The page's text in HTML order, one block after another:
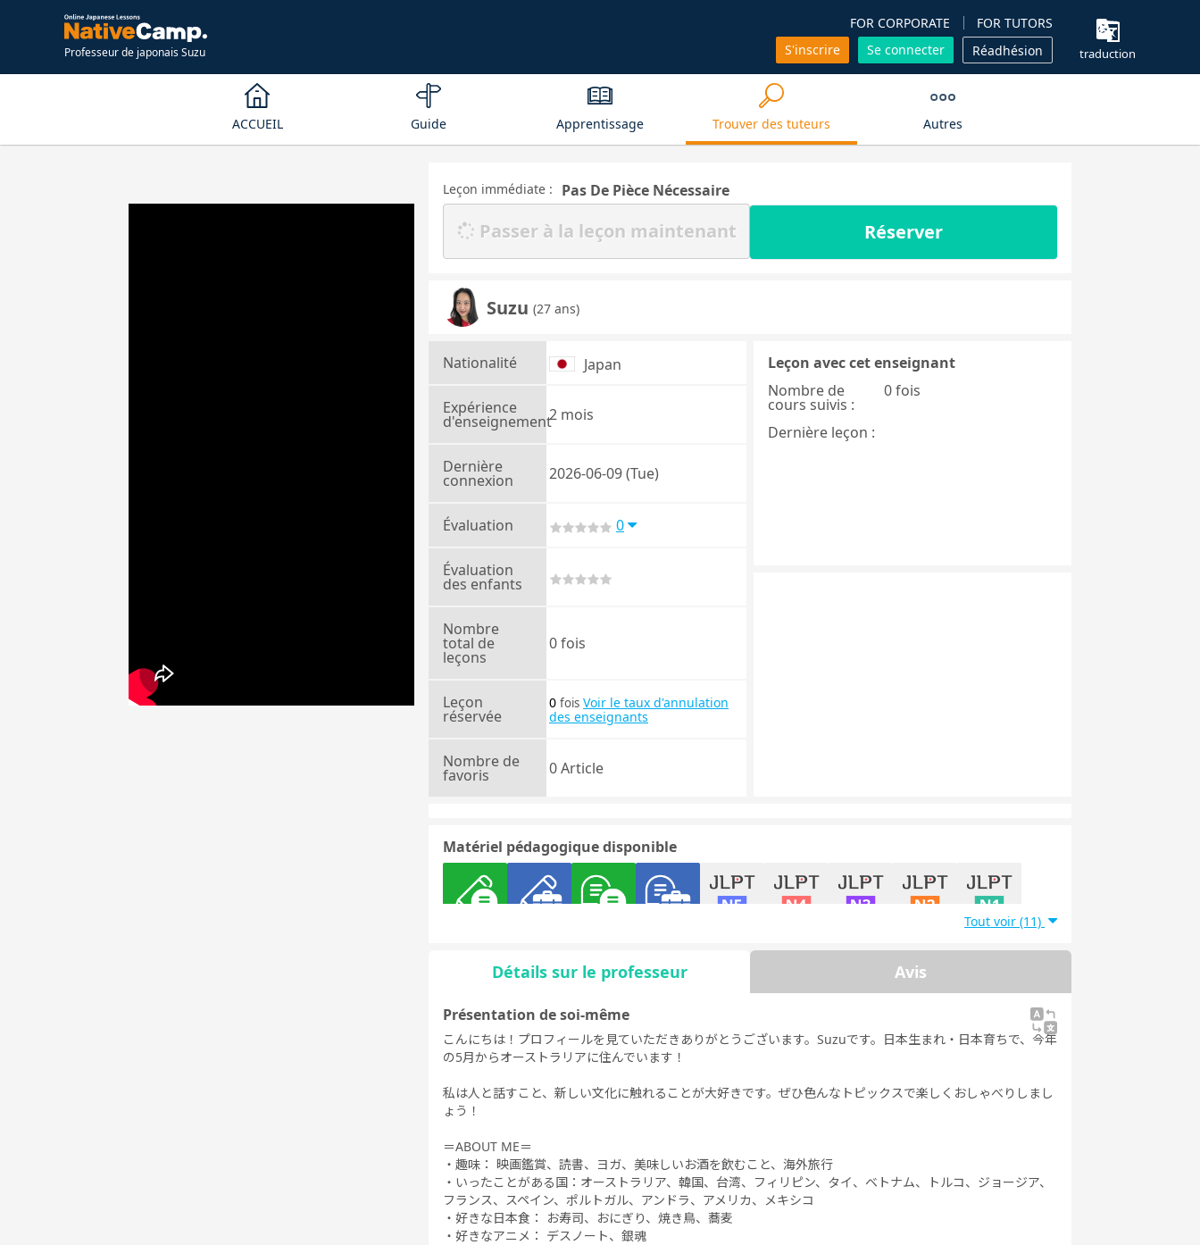
Professeur de japonais Suzu
FOR CORPORATE
FOR TUTORS
S'inscrire
Se connecter Réadhésion traduction
ACCUEIL Guide Apprentissage Trouver des tuteurs Autres
Leçon immédiate : Pas De Pièce Nécessaire
Passer à la leçon maintenant Réserver
Suzu (27 ans)
Nationalité Japan
Expérience
d'enseignement2 mois
Dernière
connexion 2026-06-09 (Tue)
Évaluation 0
Évaluation
des enfants
Nombre
total de
leçons
0 fois
Leçon
réservée
0 fois Voir le taux d'annulation
des enseignants
Nombre de
favoris 0 Article
Leçon avec cet enseignant
Nombre de
cours suivis :
0 fois
Dernière leçon :
Matériel pédagogique disponible
Discussion
libre
デイリートピ
ック
Tout voir (11)
Détails sur le professeur Avis
Présentation de soi-même
こんにちは！プロフィールを見ていただきありがとうございます。Suzuです。日本生まれ・日本育ちで、今年
の5月からオーストラリアに住んでいます！
私は人と話すこと、新しい文化に触れることが大好きです。ぜひ色んなトピックスで楽しくおしゃべりしまし
ょう！
＝ABOUT ME＝
・趣味： 映画鑑賞、読書、ヨガ、美味しいお酒を飲むこと、海外旅行
・いったことがある国：オーストラリア、韓国、台湾、フィリピン、タイ、ベトナム、トルコ、ジョージア、
フランス、スペイン、ポルトガル、アンドラ、アメリカ、メキシコ
・好きな日本食： お寿司、おにぎり、焼き鳥、蕎麦
・好きなアニメ： デスノート、銀魂